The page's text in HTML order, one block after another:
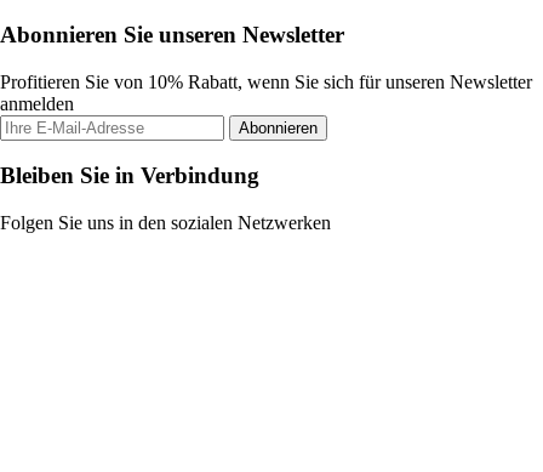
Abonnieren Sie unseren Newsletter
Profitieren Sie von 10% Rabatt, wenn Sie sich für unseren Newsletter
anmelden
Abonnieren
Bleiben Sie in Verbindung
Folgen Sie uns in den sozialen Netzwerken